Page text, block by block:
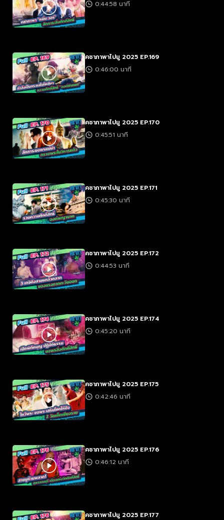
0:44:58 นาที
คชาภาพาไปมู 2025 EP.169
0:46:00 นาที
คชาภาพาไปมู 2025 EP.170
0:45:51 นาที
คชาภาพาไปมู 2025 EP.171
0:45:30 นาที
คชาภาพาไปมู 2025 EP.172
0:44:53 นาที
คชาภาพาไปมู 2025 EP.174
0:45:20 นาที
คชาภาพาไปมู 2025 EP.175
0:42:46 นาที
คชาภาพาไปมู 2025 EP.176
0:46:12 นาที
คชาภาพาไปมู 2025 EP.177